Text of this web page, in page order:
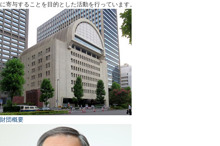
に寄与することを目的とした活動を行っています。
財団概要